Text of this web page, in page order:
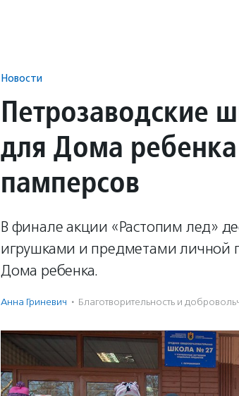
Новости
Петрозаводские
для Дома
памперсов
В финале акции «Растопим лед»
игрушками и предметами личной
Дома ребенка.
Анна Гриневич · Благотвори­тель­ность и